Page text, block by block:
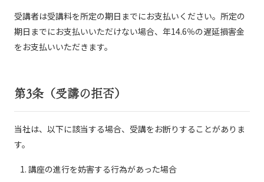
受講者は受講料を所定の期日までにお支払いください。所定の
期日までにお支払いいただけない場合、年14.6％の遅延損害金
をお支払いいただきます。
第3条（受講の拒否）
当社は、以下に該当する場合、受講をお断りすることがありま
す。
講座の進行を妨害する行為があった場合